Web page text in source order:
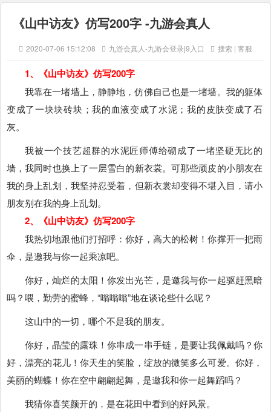
《山中访友》仿写200字 -九游会真人
2020-07-06 15:12:08 九游会真人-九游会登录j9入口 搜索 | 客服
1、《山中访友》仿写200字
我靠在一堵墙上，静静地，仿佛自己也是一堵墙。我的躯体
变成了一块块砖块；我的血液变成了水泥；我的皮肤变成了石
灰。
我被一个技艺超群的水泥匠师傅给砌成了一堵坚硬无比的
墙，我同时也换上了一层雪白的新衣裳。可那些顽皮的小朋友在
我的身上乱划，我坚持忍受着，但新衣裳却变得不堪入目，请小
朋友别在我的身上乱划。
2、《山中访友》仿写200字
我热切地跟他们打招呼：你好，高大的松树！你撑开一把雨
伞，是邀我与你一起乘凉吧。
你好，灿烂的太阳！你发出光芒，是邀我与你一起驱赶黑暗
吗？喂，勤劳的蜜蜂，“嗡嗡嗡”地在谈论些什么呢？
这山中的一切，哪个不是我的朋友。
你好，晶莹的露珠！你串成一串手链，是要让我佩戴吗？你
好，漂亮的花儿！你天生的笑脸，绽放的微笑多么可爱。你好，
美丽的蝴蝶！你在空中翩翩起舞，是邀我和你一起舞蹈吗？
我猜你喜笑颜开的，是在花田中看到的好风景。